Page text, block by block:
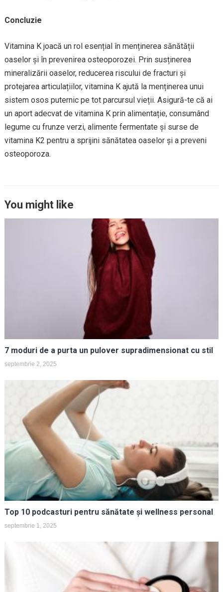
Concluzie
Vitamina K joacă un rol esențial în menținerea sănătății
oaselor și în prevenirea osteoporozei. Prin susținerea
mineralizării oaselor, reducerea riscului de fracturi și
protejarea articulațiilor, vitamina K ajută la menținerea unui
sistem osos puternic pe tot parcursul vieții. Asigură-te că ai
un aport adecvat de vitamina K prin alimentație, consumând
legume cu frunze verzi, alimente fermentate și surse de
vitamina K2 pentru a sprijini sănătatea oaselor și a preveni
osteoporoza.
You might like
7 moduri de a purta un pulover supradimensionat cu stil
septembrie 2, 2025
Top 10 podcasturi pentru sănătate și wellness personal
septembrie 1, 2025